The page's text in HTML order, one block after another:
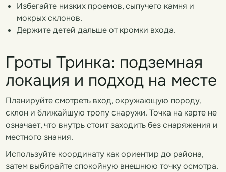
Избегайте низких проемов, сыпучего камня и
мокрых склонов.
Держите детей дальше от кромки входа.
Гроты Тринка: подземная
локация и подход на месте
Планируйте смотреть вход, окружающую породу,
склон и ближайшую тропу снаружи. Точка на карте не
означает, что внутрь стоит заходить без снаряжения и
местного знания.
Используйте координату как ориентир до района,
затем выбирайте спокойную внешнюю точку осмотра.